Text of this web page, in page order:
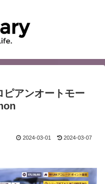
アンオートモー
2024-03-01 2024-03-07